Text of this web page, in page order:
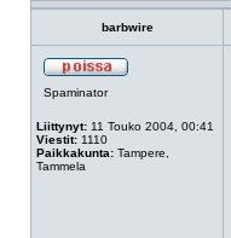
barbwire
Spaminator
Liittynyt: 11 Touko 2004, 00:41
Viestit: 1110
Paikkakunta: Tampere,
Tammela